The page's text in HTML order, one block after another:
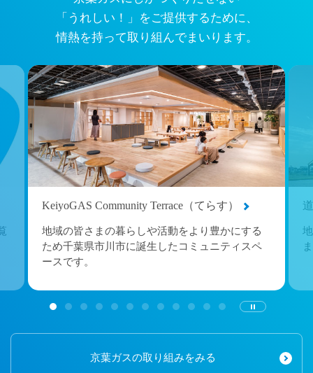
「うれしい！」をご提供するために、
情熱を持って取り組んでまいります。
KeiyoGAS Community Terrace（てらす）
地域の皆さまの暮らしや活動をより豊かにする
ため千葉県市川市に誕生したコミュニティスペ
ースです。
京葉ガスの取り組みをみる